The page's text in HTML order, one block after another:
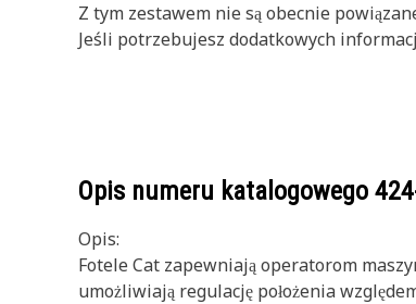
Z tym zestawem nie są obecnie
Jeśli potrzebujesz dodatkowych
Opis numeru katalogowego
Opis:
Fotele Cat zapewniają operatorom
umożliwiają regulację położenia